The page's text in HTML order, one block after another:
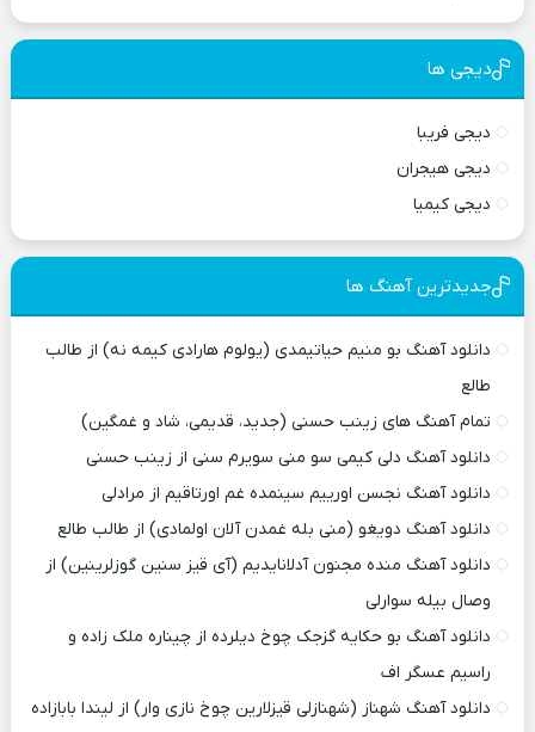
دیجی ها
دیجی فریبا
دیجی هیجران
دیجی کیمیا
جدیدترین آهنگ ها
دانلود آهنگ بو منیم حیاتیمدی (یولوم هارادی کیمه نه) از طالب
طالع
تمام آهنگ های زینب حسنی (جدید، قدیمی، شاد و غمگین)
دانلود آهنگ دلی کیمی سو منی سویرم سنی از زینب حسنی
دانلود آهنگ نجسن اورییم سینمده غم اورتاقیم از مرادلی
دانلود آهنگ دویغو (منی بله غمدن آلان اولمادی) از طالب طالع
دانلود آهنگ منده مجنون آدلانایدیم (آی قیز سنین گوزلرینین) از
وصال بیله سوارلی
دانلود آهنگ بو حکایه گزجک چوخ دیلرده از چیناره ملک زاده و
راسیم عسگر اف
دانلود آهنگ شهناز (شهنازلی قیزلارین چوخ نازی وار) از لیندا بابازاده